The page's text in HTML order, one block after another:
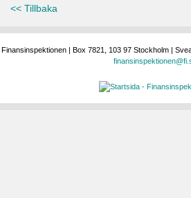
<< Tillbaka
Finansinspektionen | Box 7821, 103 97 Stockholm |